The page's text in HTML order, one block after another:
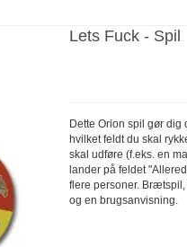
Lets Fuck - Spil
Dette Orion spil gør dig
hvilket feldt du skal
skal udføre (f.eks. en
lander på feldet
flere personer.
og en brugsanvisning.